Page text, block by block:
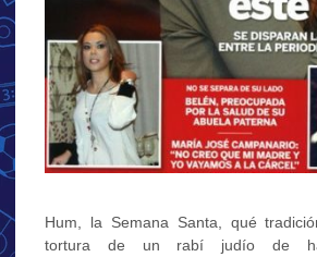
Hum, la Semana Santa, qué
tortura de un rabí judío de